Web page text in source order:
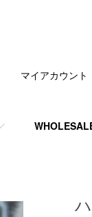
マイアカウント